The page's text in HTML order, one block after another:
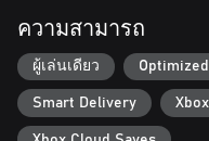
ความสามารถ
ผู้เล่นเดียว
Smart Delivery